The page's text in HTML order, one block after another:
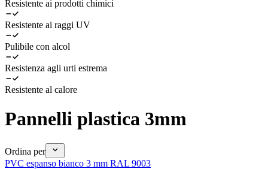
Resistente ai prodotti chimici
Resistente ai raggi UV
Pulibile con alcol
Resistenza agli urti estrema
Resistente al calore
Pannelli plastica 3mm
Ordina per
PVC espanso bianco 3 mm RAL 9003